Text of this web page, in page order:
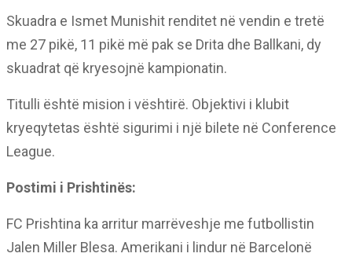
Skuadra e Ismet Munishit renditet në vendin e tretë
me 27 pikë, 11 pikë më pak se Drita dhe Ballkani, dy
skuadrat që kryesojnë kampionatin.
Titulli është mision i vështirë. Objektivi i klubit
kryeqytetas është sigurimi i një bilete në Conference
League.
Postimi i Prishtinës:
FC Prishtina ka arritur marrëveshje me futbollistin
Jalen Miller Blesa. Amerikani i lindur në Barcelonë